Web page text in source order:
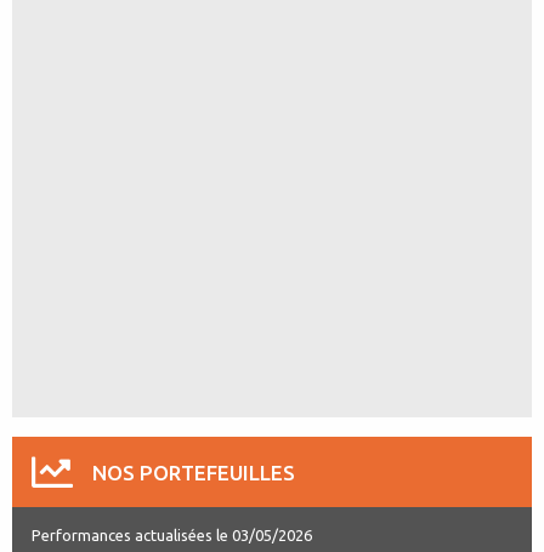
NOS PORTEFEUILLES
Performances actualisées le 03/05/2026